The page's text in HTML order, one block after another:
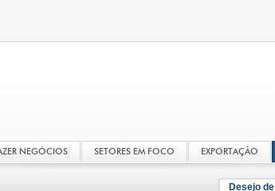
NEGÓCIOS SETORES EM FOCO EXPORTAÇÃO
Desejo de